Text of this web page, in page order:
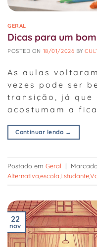
GERAL
Dicas para um
POSTED ON 18/01/2026 BY
As aulas
vezes pode ser
transição, já que
acostumam a
Continuar lendo →
Postado em Geral | Marcado
Alternativa,escola,Estudante,
22
nov